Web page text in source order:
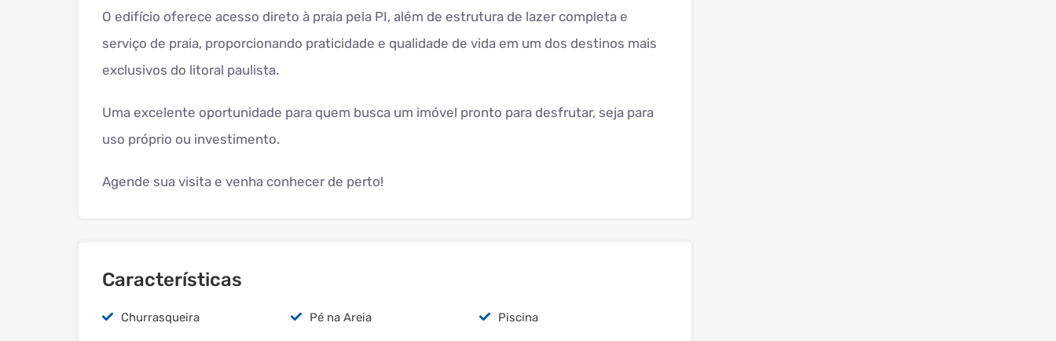
O edifício oferece acesso direto à praia pela PI, além de estrutura de lazer completa e
serviço de praia, proporcionando praticidade e qualidade de vida em um dos destinos mais
exclusivos do litoral paulista.
Uma excelente oportunidade para quem busca um imóvel pronto para desfrutar, seja para
uso próprio ou investimento.
Agende sua visita e venha conhecer de perto!
Características
Churrasqueira Pé na Areia Piscina